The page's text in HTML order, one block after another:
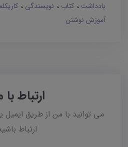
یادداشت
کتاب نویسندگی
آموزش نوشتن
ارتباط
می توانید با من از طریق ایمیل
ارتباط